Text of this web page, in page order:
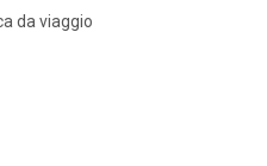
da viaggio